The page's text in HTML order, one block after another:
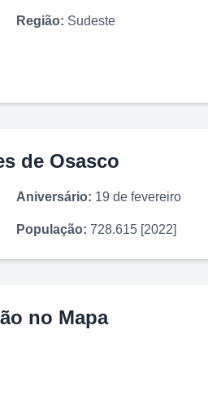
Região: Sudeste
de Osasco
Aniversário: 19 de fevereiro
População: 728.615 [2022]
no Mapa